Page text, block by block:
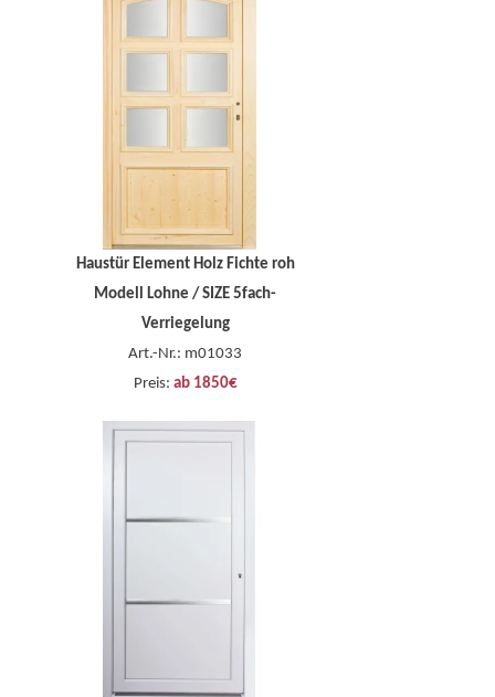
Haustür Element Holz Fichte roh
Modell Lohne / SIZE 5fach-
Verriegelung
Art.-Nr.: m01033
Preis: ab 1850€